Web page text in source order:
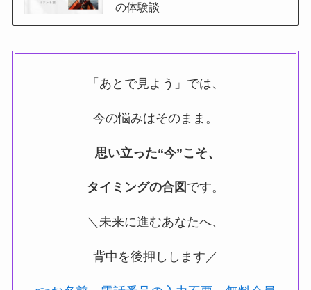
の体験談
「あとで見よう」では、
今の悩みはそのまま。
思い立った“今”こそ、
タイミングの合図 です。
＼未来に進むあなたへ、
背中を後押しします／